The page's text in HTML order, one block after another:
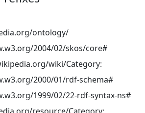
ontology/
2004/02/skos/core#
wiki/Category:
2000/01/rdf-schema#
1999/02/22-rdf-syntax-ns#